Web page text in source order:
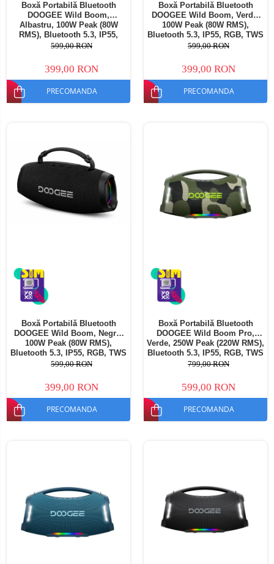
Boxă Portabilă Bluetooth
DOOGEE Wild Boom,
Albastru, 100W Peak (80W
RMS), Bluetooth 5.3, IP55,
RGB, TWS Stereo, USB, TF
Umăr
599,00 RON
399,00 RON
PRECOMANDA
Boxă Portabilă Bluetooth
DOOGEE Wild Boom, Verde,
100W Peak (80W RMS),
Bluetooth 5.3, IP55, RGB, TWS
Stereo, USB, TF Card, AUX,
599,00 RON
399,00 RON
PRECOMANDA
Boxă Portabilă Bluetooth
DOOGEE Wild Boom, Negru,
100W Peak (80W RMS),
Bluetooth 5.3, IP55, RGB, TWS
Stereo, USB, TF Card, AUX,
599,00 RON
399,00 RON
PRECOMANDA
Boxă Portabilă Bluetooth
DOOGEE Wild Boom Pro,
Verde, 250W Peak (220W RMS),
Bluetooth 5.3, IP55, RGB, TWS
Stereo, USB, TF Card, AUX,
799,00 RON
599,00 RON
PRECOMANDA